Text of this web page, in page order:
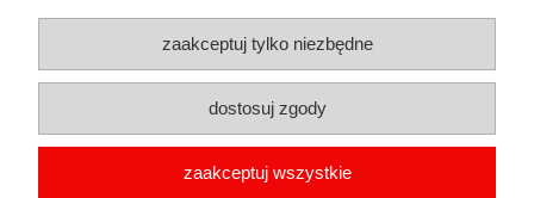
Płatności i dostawa
Informacje
zaakceptuj tylko niezbędne
dostosuj zgody
zaakceptuj wszystkie